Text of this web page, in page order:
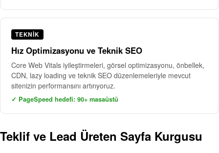
TEKNIK
Hız Optimizasyonu ve Teknik SEO
Core Web Vitals iyileştirmeleri, görsel optimizasyonu, önbellek,
CDN, lazy loading ve teknik SEO düzenlemeleriyle mevcut
sitenizin performansını artırıyoruz.
✓ PageSpeed hedefi: 90+ masaüstü
Teklif ve Lead Üreten Sayfa Kurgusu